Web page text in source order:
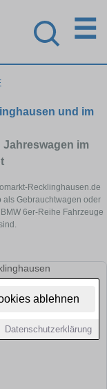
ablehnen
Datenschutzerklärung
☰
und im
Jahreswagen im
Recklinghausen.de
als Gebrauchtwagen oder
6er-Reihe Fahrzeuge